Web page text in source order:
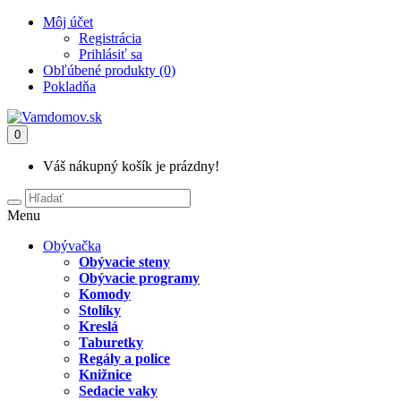
Môj účet
Registrácia
Prihlásiť sa
Obľúbené produkty (0)
Pokladňa
0
Váš nákupný košík je prázdny!
Menu
Obývačka
Obývacie steny
Obývacie programy
Komody
Stolíky
Kreslá
Taburetky
Regály a police
Knižnice
Sedacie vaky